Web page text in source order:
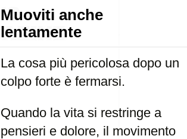
Muoviti anche
lentamente
La cosa più pericolosa dopo un
colpo forte è fermarsi.
Quando la vita si restringe a
pensieri e dolore, il movimento